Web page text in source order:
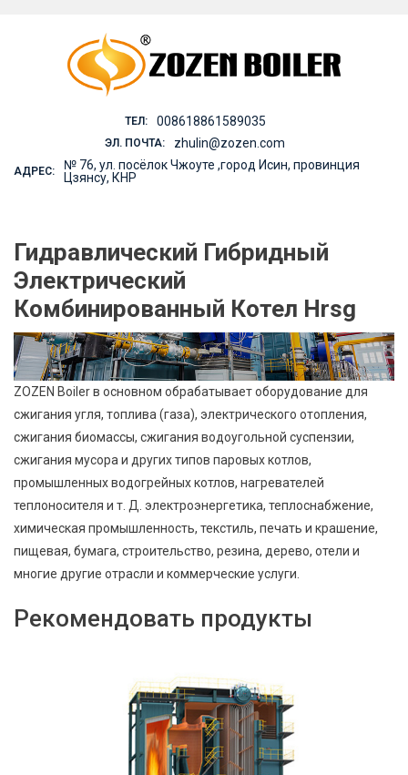
ТЕЛ: 008618861589035
ЭЛ. ПОЧТА: zhulin@zozen.com
АДРЕС:
№ 76, ул. посёлок Чжоуте ,город Исин, провинция
Цзянсу, КНР
Гидравлический Гибридный
Электрический
Комбинированный Котел Hrsg
ZOZEN Boiler в основном обрабатывает оборудование для
сжигания угля, топлива (газа), электрического отопления,
сжигания биомассы, сжигания водоугольной суспензии,
сжигания мусора и других типов паровых котлов,
промышленных водогрейных котлов, нагревателей
теплоносителя и т. Д. электроэнергетика, теплоснабжение,
химическая промышленность, текстиль, печать и крашение,
пищевая, бумага, строительство, резина, дерево, отели и
многие другие отрасли и коммерческие услуги.
Рекомендовать продукты